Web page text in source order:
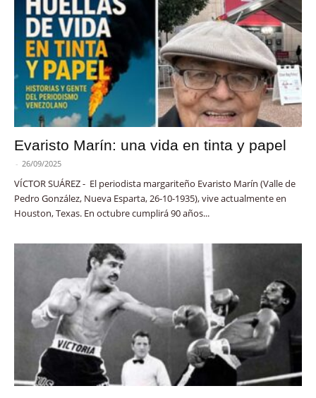
Evaristo Marín: una vida en tinta y papel
- 26/09/2025
VÍCTOR SUÁREZ - El periodista margariteño Evaristo Marín (Valle de
Pedro González, Nueva Esparta, 26-10-1935), vive actualmente en
Houston, Texas. En octubre cumplirá 90 años...